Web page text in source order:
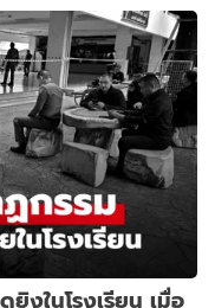
งในโรงเรียน เมื่อ